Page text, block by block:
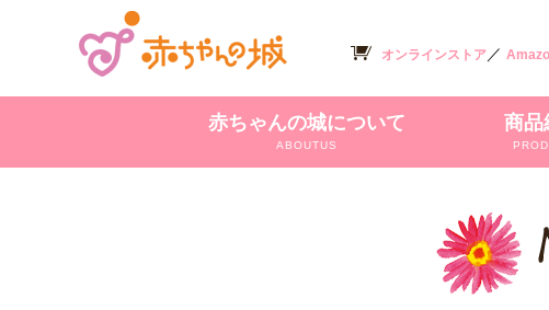
オンラインストア／
赤ちゃんの城について
ABOUTUS
商品